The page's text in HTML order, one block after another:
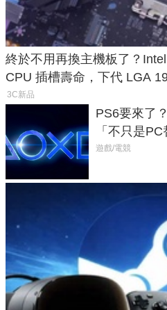
終於不用再換主機板了？
CPU 插槽壽命，下代 LGA
3C新品
PS6要來了
「不只是
廳、進軍電
遊戲/電競